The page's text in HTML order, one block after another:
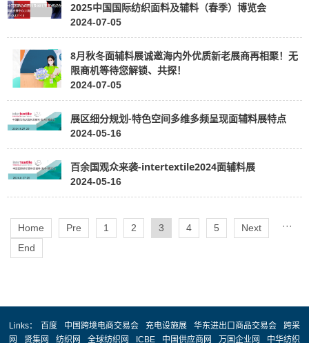
2025中国国际纺织面料及辅料（春季）博览会
2024-07-05
8月秋冬面辅料展诚邀海内外优质新老展商再相聚！无
限商机等待您解锁、共探！
2024-07-05
展区细分规划-特色空间多维多频呈现面辅料展特点
2024-05-16
​百余国观众来袭-intertextile2024面辅料展
2024-05-16
Home Pre 1 2 3 4 5 ···
Next
End
Links： 百度 中国跨境电商交易会 充电设施展 华东进出口商品交易会
跨采
网
贤集网 纺织网 全球纺织网 ICBE 中国供应商网 万国企业网 中华纺织